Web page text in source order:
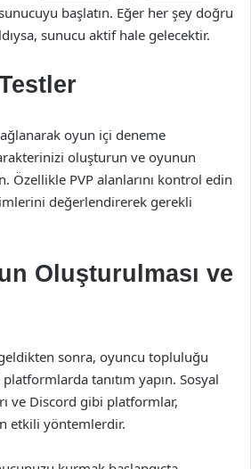
sunucuyu başlatın. Eğer her şey doğru
sunucu aktif hale gelecektir.
oyun içi deneme
oluşturun ve oyunun
Özellikle PVP alanlarını kontrol edin
değerlendirerek gerekli
Oluşturulması ve
sonra, oyuncu topluluğu
tanıtım yapın. Sosyal
ve Discord gibi platformlar,
etkili yöntemlerdir.